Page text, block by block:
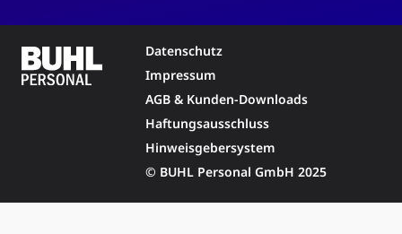
Datenschutz
Impressum
AGB & Kunden-Downloads
Haftungsausschluss
Hinweisgebersystem
© BUHL Personal GmbH 2025